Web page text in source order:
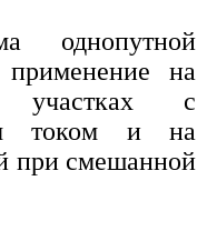
однопутной
применение на
участках с
током и на
при смешанной